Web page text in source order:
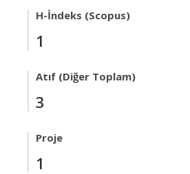
H-İndeks (Scopus)
1
Atıf (Diğer Toplam)
3
Proje
1